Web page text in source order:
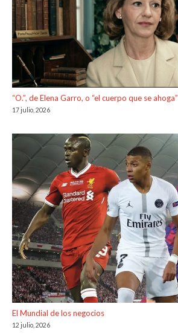
“O.”, de Elena Garro, o “el cuerpo que se ahoga”
17 julio, 2026
El Mundial de los negocios
12 julio, 2026